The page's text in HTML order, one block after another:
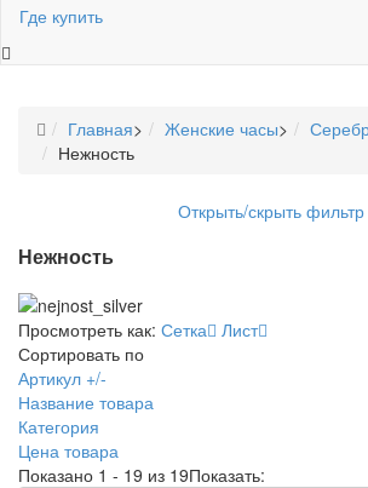
Где купить
Главная> Женские часы>
Нежность
Открыть/скрыть фильтр
Нежность
Просмотреть как: Сетка
Лист
Сортировать по
Артикул +/-
Название товара
Категория
Цена товара
Показано 1 - 19 из 19Показать: